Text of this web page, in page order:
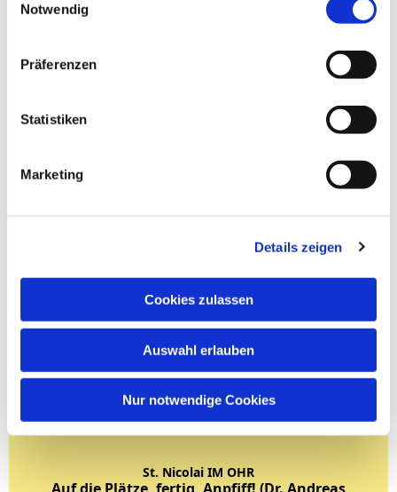
Notwendig
Präferenzen
Statistiken
Marketing
Details zeigen
Cookies zulassen
Auswahl erlauben
Nur notwendige Cookies